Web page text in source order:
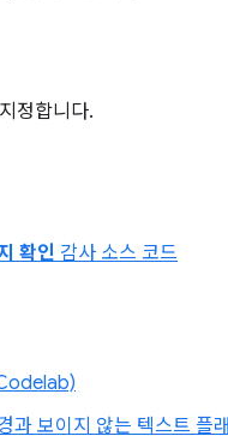
정합니다.
확인 감사 소스 코드
과 보이지 않는 텍스트 플